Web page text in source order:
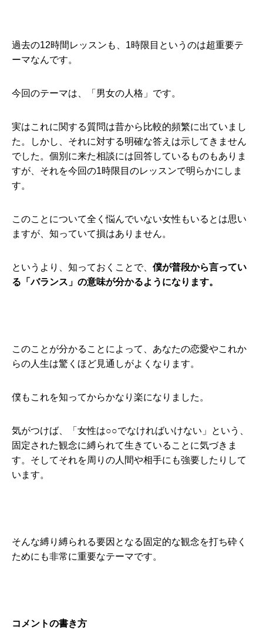
過去の12時間レッスンも、1時限目というのは超重要テ
ーマなんです。
今回のテーマは、「男女の人格」です。
実はこれに関する質問は昔から比較的頻繁に出ていまし
た。しかし、それに対する明確な答えは示してきません
でした。個別に来た相談には回答しているものもありま
すが、それを今回の1時限目のレッスンで明らかにしま
す。
このことについて全く悩んでいない女性もいるとは思い
ますが、知っていて損はありません。
というより、知っておくことで、 僕が普段から言ってい
る「バランス」の意味が分かるようになります。
このことが分かることによって、あなたの恋愛やこれか
らの人生は驚くほど見通しがよくなります。
僕もこれを知ってからかなり楽になりました。
気がつけば、「女性は○○でなければいけない」という、
固定された観念に縛られて生きていることに気づきま
す。そしてそれを周りの人間や相手にも強要したりして
います。
そんな縛り縛られる要因となる固定的な観念を打ち砕く
ためにも非常に重要なテーマです。
コメントの書き方